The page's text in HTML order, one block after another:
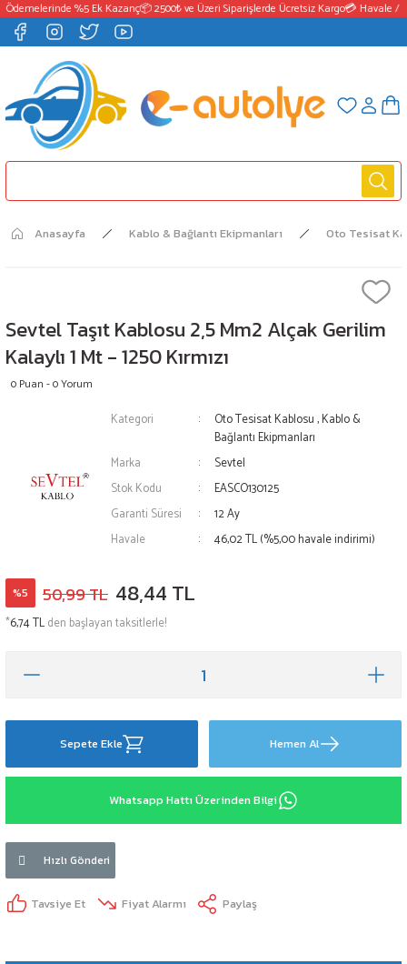
%5 Ek Kazanç📦 2500₺ ve Üzeri Siparişlerde Ücretsiz Kargo💳 Havale /
Anasayfa Kablo & Bağlantı Ekipmanları Oto Tesisat
Sevtel Taşıt Kablosu 2,5 Mm2 Alçak Gerilim
Kalaylı 1 Mt - 1250 Kırmızı
0 Puan - 0 Yorum
Kategori Oto Tesisat Kablosu,Kablo &
Bağlantı Ekipmanları
Marka
Sevtel
Stok Kodu
EASCO130125
Garanti Süresi
12 Ay
Havale
46,02 TL (%5,00 havale indirimi)
%5 50,99 TL 48,44 TL
*6,74 TLden başlayan taksitlerle!
Sepete Ekle Hemen Al
Whatsapp Hattı Üzerinden Bilgi
Hızlı Gönderi
Tavsiye Et Fiyat Alarmı Paylaş